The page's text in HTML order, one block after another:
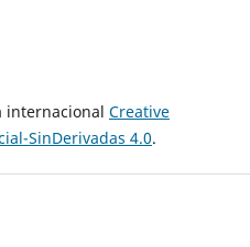
internacional Creative
SinDerivadas 4.0.